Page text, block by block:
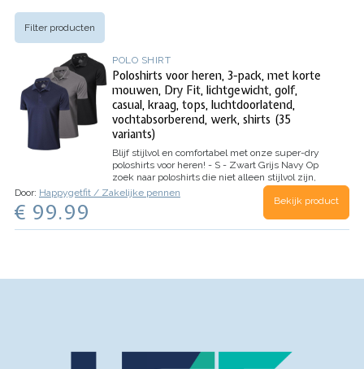
Filter producten
POLO SHIRT
Poloshirts voor heren, 3-pack, met korte
mouwen, Dry Fit, lichtgewicht, golf,
casual, kraag, tops, luchtdoorlatend,
vochtabsorberend, werk, shirts (35
variants)
Blijf stijlvol en comfortabel met onze super-dry
poloshirts voor heren! - S - Zwart Grijs Navy Op
zoek naar poloshirts die niet alleen stijlvol zijn,
maar ook comfortabel dragen tijdens elke
activiteit? Dan zijn onze poloshirts voor heren van
100% polyester de perfecte keuze voor jou!
Door: Happygetfit / Zakelijke pennen
€ 99.99 Bekijk product